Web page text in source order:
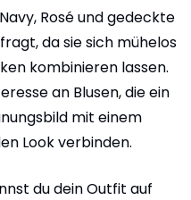
Rosé und gedeckte
da sie sich mühelos
kombinieren lassen.
an Blusen, die ein
mit einem
Look verbinden.
du dein Outfit auf